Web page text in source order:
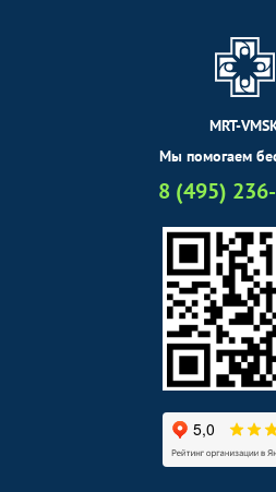
MRT-
Мы помогаем
8 (495)